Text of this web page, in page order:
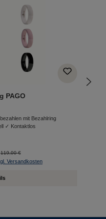
PAGO
mit Bezahlring
✓ Kontaktlos
119,00 €
Versandkosten